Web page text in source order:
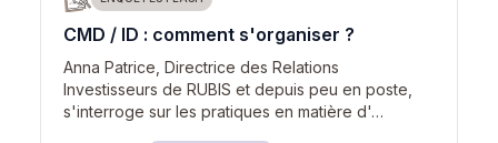
CMD / ID : comment s'organiser ?
Anna Patrice, Directrice des Relations
Investisseurs de RUBIS et depuis peu en poste,
s'interroge sur les pratiques en matière d'…